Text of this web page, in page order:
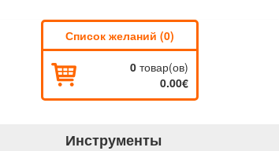
Список желаний (0)
0 товар(ов)
0.00€
Инструменты